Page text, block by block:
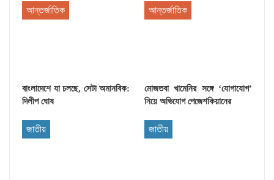
আন্তর্জাতিক
বাংলাদেশে যা চলছে, সেটা অমানবিক:
দিলীপ ঘোষ
আন্তর্জাতিক
মোজতবা খামেনির সঙ্গে ‘যোগাযোগ’
নিয়ে অভিযোগ পেজেশকিয়ানের
জাতীয় জাতীয়